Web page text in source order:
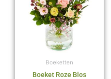
Boeketten
Boeket Roze Blos